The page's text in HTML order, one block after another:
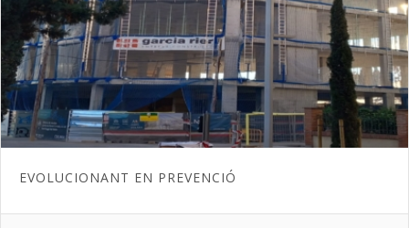
EVOLUCIONANT EN PREVENCIÓ